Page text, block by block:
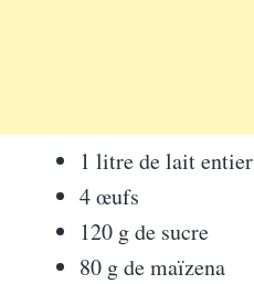
1 litre de lait entier
4 œufs
120 g de sucre
80 g de maïzena